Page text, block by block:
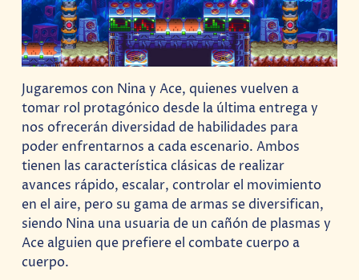
Jugaremos con Nina y Ace, quienes vuelven a
tomar rol protagónico desde la última entrega y
nos ofrecerán diversidad de habilidades para
poder enfrentarnos a cada escenario. Ambos
tienen las característica clásicas de realizar
avances rápido, escalar, controlar el movimiento
en el aire, pero su gama de armas se diversifican,
siendo Nina una usuaria de un cañón de plasmas y
Ace alguien que prefiere el combate cuerpo a
cuerpo.